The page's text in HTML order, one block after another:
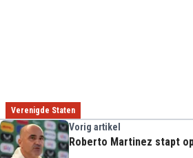
Verenigde Staten
Vorig artikel
Roberto Martinez stapt